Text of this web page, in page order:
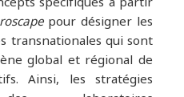
pour désigner les
transnationales qui sont
global et régional de
Ainsi, les stratégies